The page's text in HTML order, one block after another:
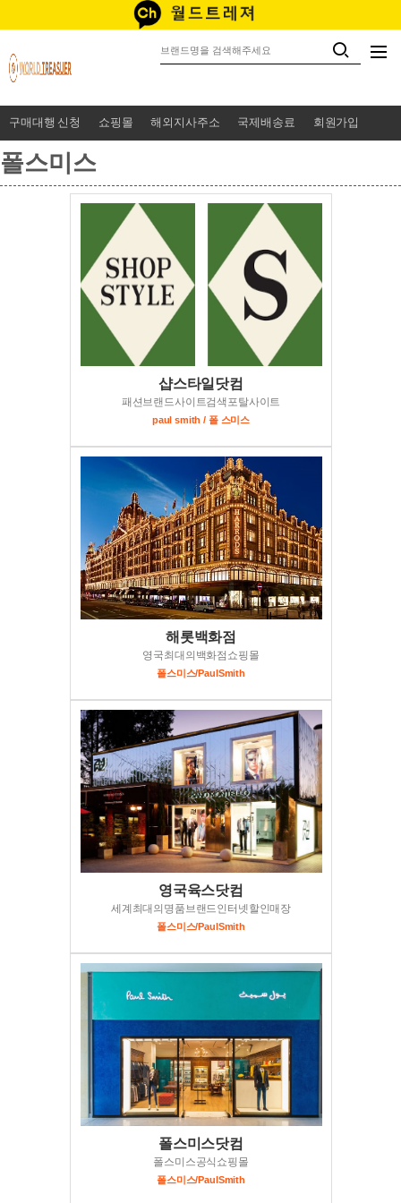
구매대행 신청 쇼핑몰 해외지사주소 국제배송료 회원가입
폴스미스
샵스타일닷컴
패션브랜드사이트검색포탈사이트
paul smith / 폴 스미스
해롯백화점
영국최대의백화점쇼핑몰
폴스미스/PaulSmith
영국육스닷컴
세계최대의명품브랜드인터넷할인매장
폴스미스/PaulSmith
폴스미스닷컴
폴스미스공식쇼핑몰
폴스미스/PaulSmith